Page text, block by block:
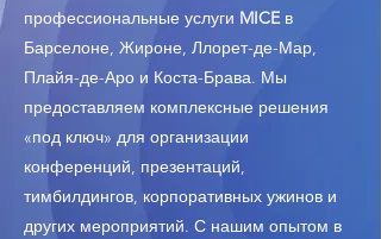
профессиональные услуги MICEв
Барселоне, Жироне, Ллорет-де-Мар,
Плайя-де-Аро и Коста-Брава. Мы
предоставляем комплексные решения
«под ключ» для организации
конференций, презентаций,
тимбилдингов, корпоративных ужинов и
других мероприятий. С нашим опытом в